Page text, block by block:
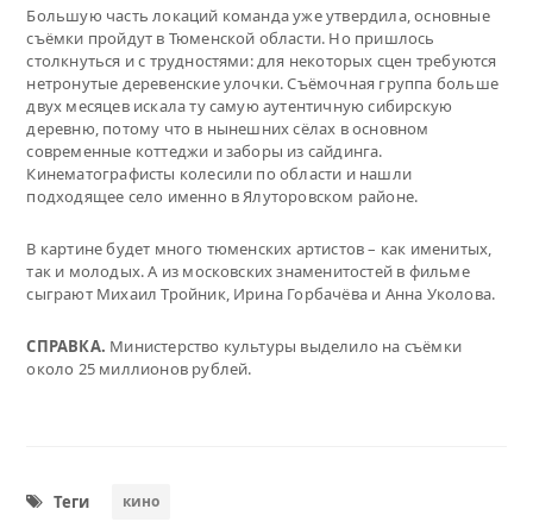
Большую часть локаций команда уже утвердила, основные
съёмки пройдут в Тюменской области. Но пришлось
столкнуться и с трудностями: для некоторых сцен требуются
нетронутые деревенские улочки. Съёмочная группа больше
двух месяцев искала ту самую аутентичную сибирскую
деревню, потому что в нынешних сёлах в основном
современные коттеджи и заборы из сайдинга.
Кинематографисты колесили по области и нашли
подходящее село именно в Ялуторовском районе.
В картине будет много тюменских артистов – как именитых,
так и молодых. А из московских знаменитостей в фильме
сыграют Михаил Тройник, Ирина Горбачёва и Анна Уколова.
СПРАВКА. Министерство культуры выделило на съёмки
около 25 миллионов рублей.
Теги кино